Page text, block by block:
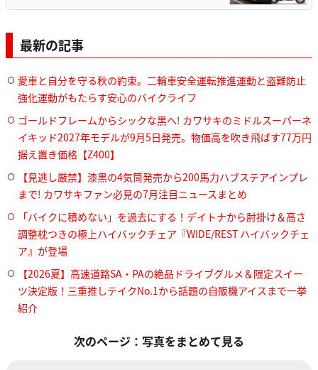
最新の記事
愛車と自分を守る秋の約束。二輪車安全運転推進運動と盗難防止
強化運動がもたらす安心のバイクライフ
ゴールドフレームからシックな黒へ! カワサキのミドルスーパーネ
イキッド2027年モデルが9月5日発売。物価高を吹き飛ばす77万円
据え置き価格【Z400】
【見逃し厳禁】漆黒の4気筒発売から200馬力ハブステアインプレ
まで! カワサキファン必見の7月注目ニュースまとめ
「バイクに積めない」を過去にする！デイトナから肘掛け＆高さ
調整枕つきの極上ハイバックチェア『WIDE/REST ハイバックチェ
ア』が登場
【2026夏】高速道路SA・PAの絶品ドライブグルメ＆限定スイー
ツ決定版！三重推しテイクNo.1から話題の自販機アイスまで一挙
紹介
次のページ：写真をまとめて見る